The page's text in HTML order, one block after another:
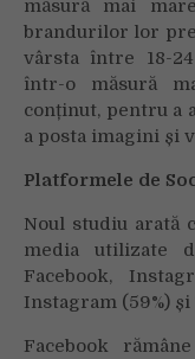
măsură mai
brandurilor lor
vârsta între 18-
într-o măsură
conținut, pentru a
a posta imagini și
Platformele de
Noul studiu arată
media utilizate
Facebook,
Instagram (59%) și
Facebook